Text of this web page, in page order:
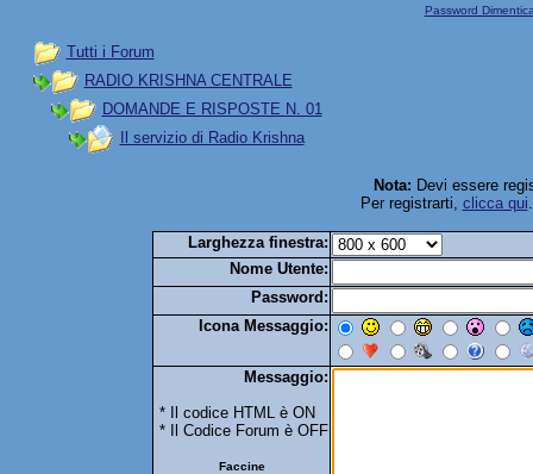
Password
Tutti i Forum
RADIO KRISHNA CENTRALE
DOMANDE E RISPOSTE N. 01
Il servizio di Radio Krishna
Nota: Devi essere
Per registrarti, clicca qui
Larghezza finestra:
Nome Utente:
Password:
Icona Messaggio:
Messaggio:
* Il codice HTML è ON
* Il Codice Forum è OFF
Faccine